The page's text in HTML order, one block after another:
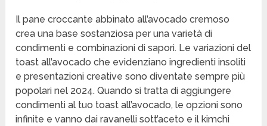
Il pane croccante abbinato all’avocado cremoso
crea una base sostanziosa per una varietà di
condimenti e combinazioni di sapori. Le variazioni del
toast all’avocado che evidenziano ingredienti insoliti
e presentazioni creative sono diventate sempre più
popolari nel 2024. Quando si tratta di aggiungere
condimenti al tuo toast all’avocado, le opzioni sono
infinite e vanno dai ravanelli sott’aceto e il kimchi